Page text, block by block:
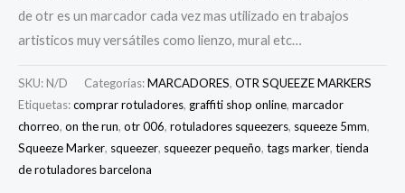
de otr es un marcador cada vez mas utilizado en trabajos
artisticos muy versátiles como lienzo, mural etc…
SKU: N/D Categorías:MARCADORES, OTR SQUEEZE MARKERS
Etiquetas:comprar rotuladores, graffiti shop online, marcador
chorreo, on the run, otr 006, rotuladores squeezers, squeeze 5mm,
Squeeze Marker, squeezer, squeezer pequeño, tags marker, tienda
de rotuladores barcelona